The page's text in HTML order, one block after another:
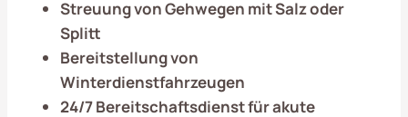
Streuung von Gehwegen mit Salz oder
Splitt
Bereitstellung von
Winterdienstfahrzeugen
24/7 Bereitschaftsdienst für akute